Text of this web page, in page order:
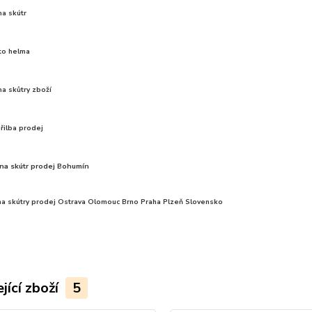
skútr
helma
skůtry zboží
prodej
skútr prodej Bohumín
skútry prodej Ostrava Olomouc Brno Praha Plzeň Slovensko
zboží 5